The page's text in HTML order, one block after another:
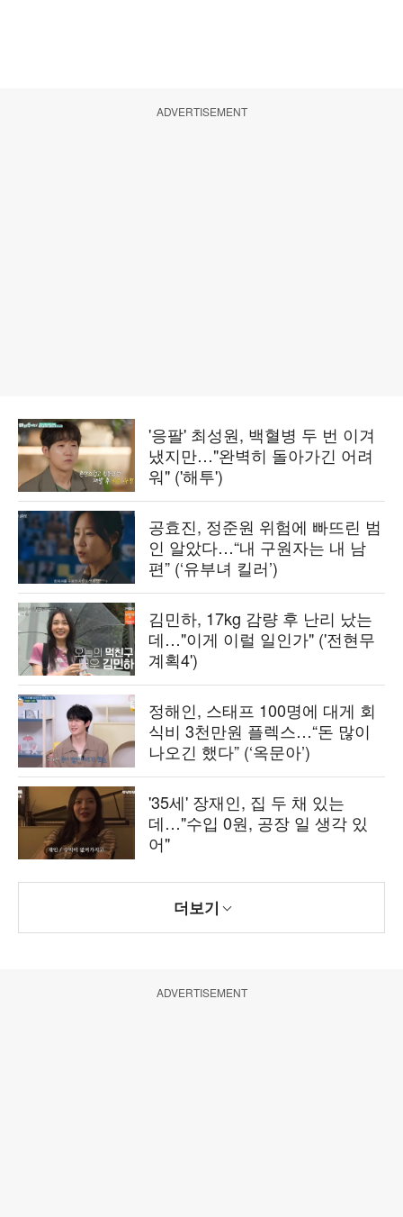
ADVERTISEMENT
'응팔' 최성원, 백혈병 두 번 이겨
냈지만…"완벽히 돌아가긴 어려
워" ('해투')
공효진, 정준원 위험에 빠뜨린 범
인 알았다…“내 구원자는 내 남
편” (‘유부녀 킬러’)
김민하, 17kg 감량 후 난리 났는
데…"이게 이럴 일인가" ('전현무
계획4')
정해인, 스태프 100명에 대게 회
식비 3천만원 플렉스…“돈 많이
나오긴 했다” (‘옥문아’)
'35세' 장재인, 집 두 채 있는
데…"수입 0원, 공장 일 생각 있
어"
더보기
ADVERTISEMENT